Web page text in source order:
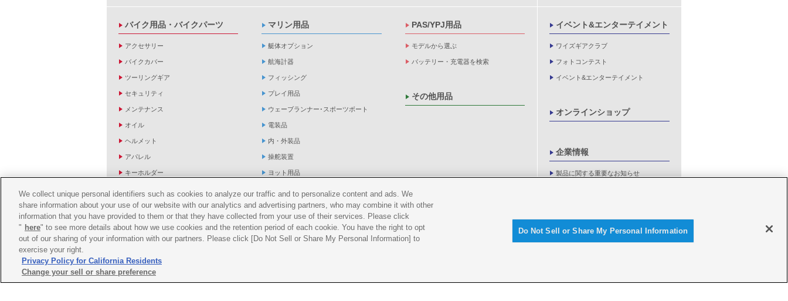
バイク用品・バイクパーツ
アクセサリー
バイクカバー
ツーリングギア
セキュリティ
メンテナンス
オイル
ヘルメット
アパレル
キーホルダー
バイク雑貨
YZF R1/R6レーシングキットパーツ
マリン用品
艇体オプション
航海計器
フィッシング
プレイ用品
ウェーブランナー･スポーツボート
電装品
内・外装品
操舵装置
ヨット用品
救命品・検査品
メンテナンス
アパレル
PAS/YPJ用品
モデルから選ぶ
バッテリー・充電器を検索
その他用品
イベント&エンターテイメント
ワイズギアクラブ
フォトコンテスト
イベント&エンターテイメント
オンラインショップ
企業情報
製品に関する重要なお知らせ
We collect unique personal identifiers such as cookies to analyze our traffic and to personalize content and ads. We
share information about your use of our website with our analytics and advertising partners, who may combine it with other
information that you have provided to them or that they have collected from your use of their services. Please click
" here" to see more details about how we use cookies and the retention period of each cookie. You have the right to opt
out of our sharing of your information with our partners. Please click [Do Not Sell or Share My Personal Information] to
exercise your right.
Privacy Policy for California Residents
Change your sell or share preference
Do Not Sell or Share My Personal Information